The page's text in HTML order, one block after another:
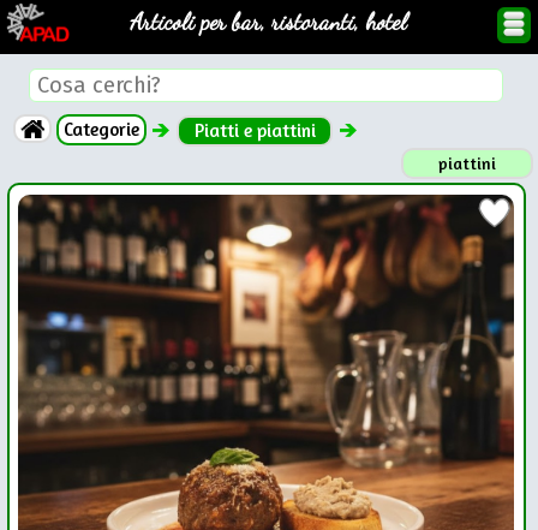
Articoli per bar, ristoranti, hotel
Categorie Piatti e piattini
piattini